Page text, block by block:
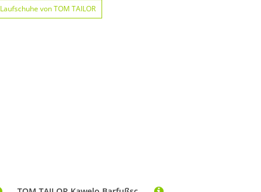
Laufschuhe von TOM TAILOR